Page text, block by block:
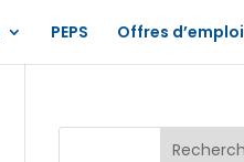
PEPS Offres d’emploi